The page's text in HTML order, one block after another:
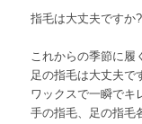
指毛は大丈夫ですか
これからの季節に履
足の指毛は大丈夫で
ワックスで一瞬でキ
手の指毛、足の指毛